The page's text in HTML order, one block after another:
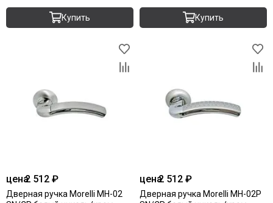
Porta Di Parma
Regi Doors
Staller
Акма
АСД
Купить Купить
цена2 512 ₽
Дверная ручка Morelli MH-02
цена2 512 ₽
Дверная ручка Morelli MH-02P